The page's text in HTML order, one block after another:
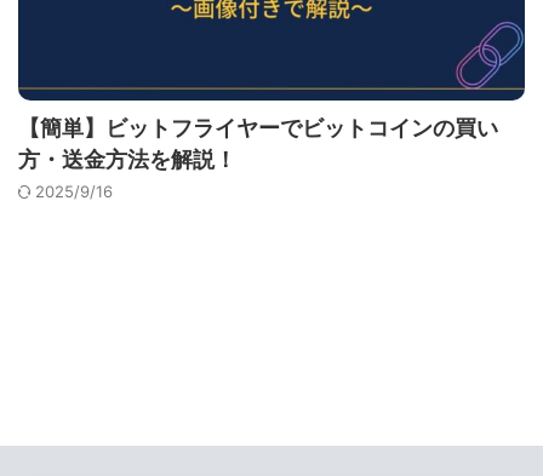
【簡単】ビットフライヤーでビットコインの買い
方・送金方法を解説！
2025/9/16